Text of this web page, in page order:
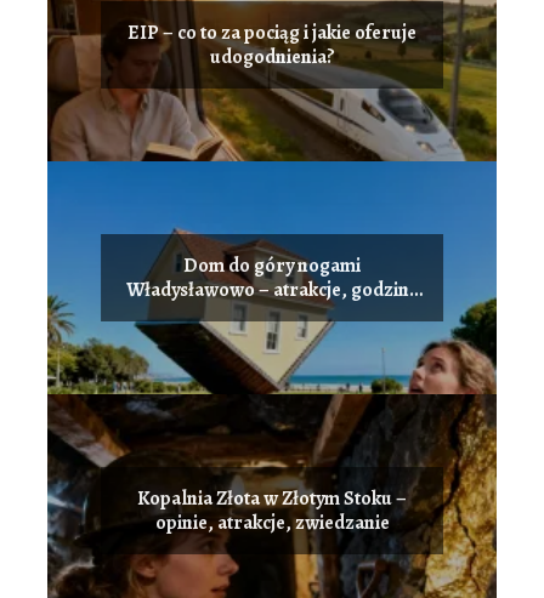
EIP – co to za pociąg i jakie oferuje
udogodnienia?
Dom do góry nogami
Władysławowo – atrakcje, godziny
otwarcia
Kopalnia Złota w Złotym Stoku –
opinie, atrakcje, zwiedzanie